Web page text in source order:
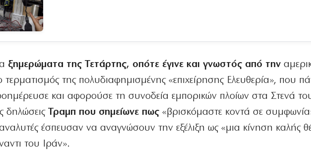
ξημερώματα της Τετάρτης, οπότε έγινε και γνωστός από την
τερματισμός της πολυδιαφημισμένης «επιχείρησης Ελευθερία», που
και αφορούσε τη συνοδεία εμπορικών πλοίων στα Στενά
δηλώσειςΤραμπ που σημείωνε πως «βρισκόμαστε κοντά σε
έσπευσαν να αναγνώσουν την εξέλιξη ως «μια κίνηση καλής
του Ιράν».